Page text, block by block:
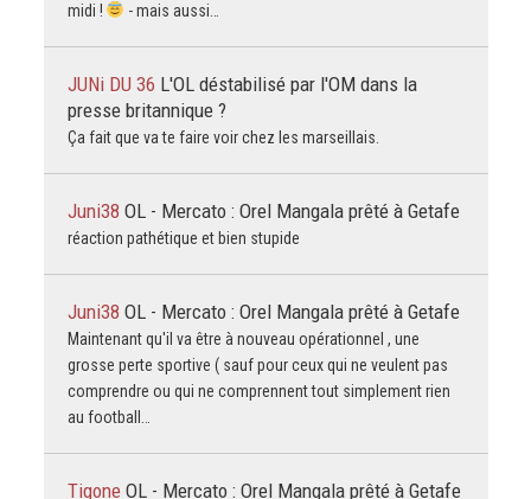
midi !
- mais aussi…
JUNi DU 36 L'OL déstabilisé par l'OM dans la
presse britannique ?
Ça fait que va te faire voir chez les marseillais.
Juni38 OL - Mercato : Orel Mangala prêté à Getafe
réaction pathétique et bien stupide
Juni38 OL - Mercato : Orel Mangala prêté à Getafe
Maintenant qu'il va être à nouveau opérationnel , une
grosse perte sportive ( sauf pour ceux qui ne veulent pas
comprendre ou qui ne comprennent tout simplement rien
au football…
Tigone OL - Mercato : Orel Mangala prêté à Getafe